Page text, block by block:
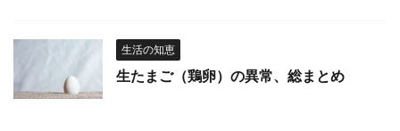
生活の知恵
生たまご（鶏卵）の異常、総まとめ